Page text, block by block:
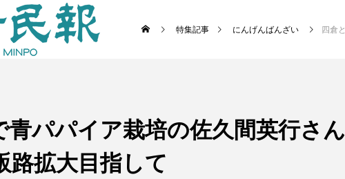
特集記事 にんげんばんざい 四倉と川前で青パパイア栽培の佐久間英行さん いわきでの販路拡大目指して
青パパイア栽培の佐久間英行さん
路拡大目指して